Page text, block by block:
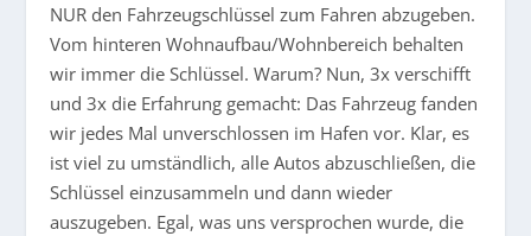
NUR den Fahrzeugschlüssel zum Fahren abzugeben.
Vom hinteren Wohnaufbau/Wohnbereich behalten
wir immer die Schlüssel. Warum? Nun, 3x verschifft
und 3x die Erfahrung gemacht: Das Fahrzeug fanden
wir jedes Mal unverschlossen im Hafen vor. Klar, es
ist viel zu umständlich, alle Autos abzuschließen, die
Schlüssel einzusammeln und dann wieder
auszugeben. Egal, was uns versprochen wurde, die